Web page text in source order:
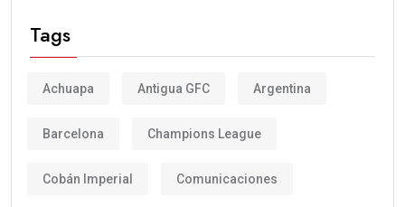
Tags
Achuapa Antigua GFC Argentina
Barcelona Champions League
Cobán Imperial Comunicaciones